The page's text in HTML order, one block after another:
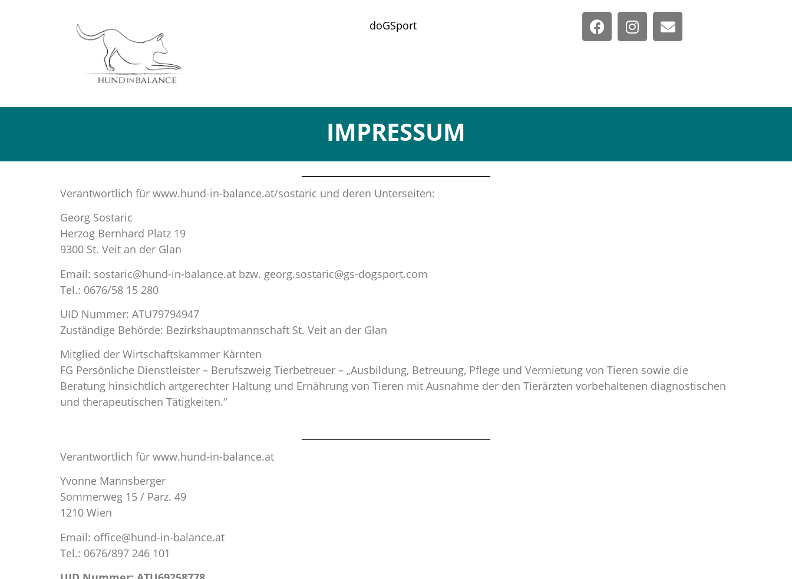
doGSport
IMPRESSUM
Verantwortlich für www.hund-in-balance.at/sostaric und deren Unterseiten:
Georg Sostaric
Herzog Bernhard Platz 19
9300 St. Veit an der Glan
Email: sostaric@hund-in-balance.at bzw. georg.sostaric@gs-dogsport.com
Tel.: 0676/58 15 280
UID Nummer: ATU79794947
Zuständige Behörde: Bezirkshauptmannschaft St. Veit an der Glan
Mitglied der Wirtschaftskammer Kärnten
FG Persönliche Dienstleister – Berufszweig Tierbetreuer – „Ausbildung, Betreuung, Pflege und Vermietung von Tieren sowie die
Beratung hinsichtlich artgerechter Haltung und Ernährung von Tieren mit Ausnahme der den Tierärzten vorbehaltenen diagnostischen
und therapeutischen Tätigkeiten.“
Verantwortlich für www.hund-in-balance.at
Yvonne Mannsberger
Sommerweg 15 / Parz. 49
1210 Wien
Email: office@hund-in-balance.at
Tel.: 0676/897 246 101